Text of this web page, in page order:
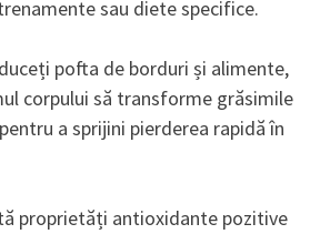
sau diete specifice.
pofta de borduri și alimente,
corpului să transforme grăsimile
a sprijini pierderea rapidă în
proprietăți antioxidante pozitive